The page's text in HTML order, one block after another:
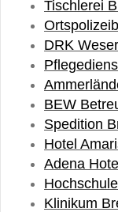
Tischlerei
DRK
BEW
Spedition
Hotel
Adena
Klinikum